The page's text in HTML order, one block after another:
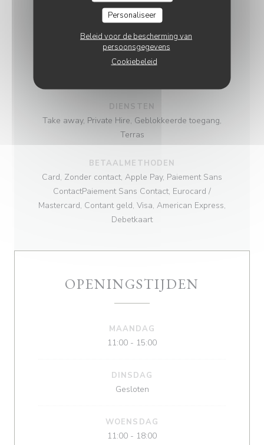
Personaliseer
Beleid voor de bescherming van
persoonsgegevens
Cookiebeleid
KEUKEN
Burger, Salads, mosselen, Pizza, vers product,
Eigengemaakt
SOORT BEDRIJF
DIENSTEN
Take away, Private Hire, Geblokkeerde toegang,
Terras
BETAALMETHODEN
Card, Zonder contact, Apple Pay, Paiement Sans
ContactPaiement Sans Contact, Eurocard /
Mastercard, Contant geld, Visa, American Express,
Debetkaart
OPENINGSTIJDEN
MAANDAG
11:00 - 15:00
DINSDAG
Gesloten
WOENSDAG
11:00 - 18:00